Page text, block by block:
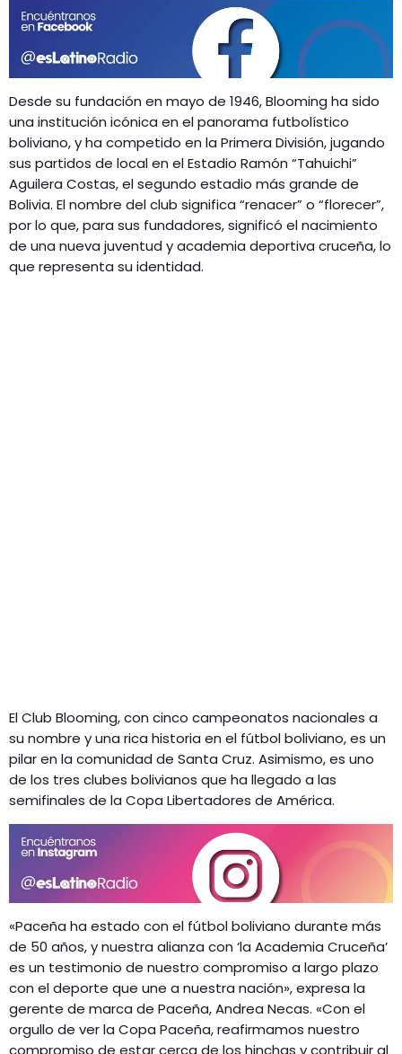
Desde su fundación en mayo de 1946, Blooming ha sido
una institución icónica en el panorama futbolístico
boliviano, y ha competido en la Primera División, jugando
sus partidos de local en el Estadio Ramón “Tahuichi”
Aguilera Costas, el segundo estadio más grande de
Bolivia. El nombre del club significa “renacer” o “florecer”,
por lo que, para sus fundadores, significó el nacimiento
de una nueva juventud y academia deportiva cruceña, lo
que representa su identidad.
El Club Blooming, con cinco campeonatos nacionales a
su nombre y una rica historia en el fútbol boliviano, es un
pilar en la comunidad de Santa Cruz. Asimismo, es uno
de los tres clubes bolivianos que ha llegado a las
semifinales de la Copa Libertadores de América.
«Paceña ha estado con el fútbol boliviano durante más
de 50 años, y nuestra alianza con ‘la Academia Cruceña’
es un testimonio de nuestro compromiso a largo plazo
con el deporte que une a nuestra nación», expresa la
gerente de marca de Paceña, Andrea Necas. «Con el
orgullo de ver la Copa Paceña, reafirmamos nuestro